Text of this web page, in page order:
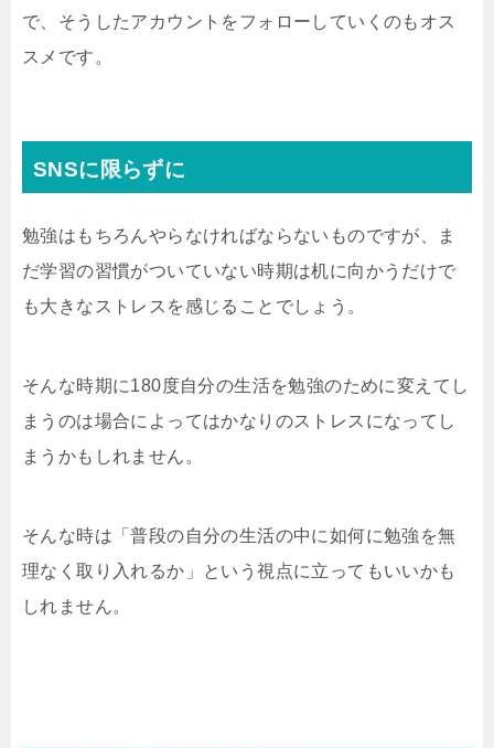
で、そうしたアカウントをフォローしていくのもオス
スメです。
SNSに限らずに
勉強はもちろんやらなければならないものですが、ま
だ学習の習慣がついていない時期は机に向かうだけで
も大きなストレスを感じることでしょう。
そんな時期に180度自分の生活を勉強のために変えてし
まうのは場合によってはかなりのストレスになってし
まうかもしれません。
そんな時は「普段の自分の生活の中に如何に勉強を無
理なく取り入れるか」という視点に立ってもいいかも
しれません。